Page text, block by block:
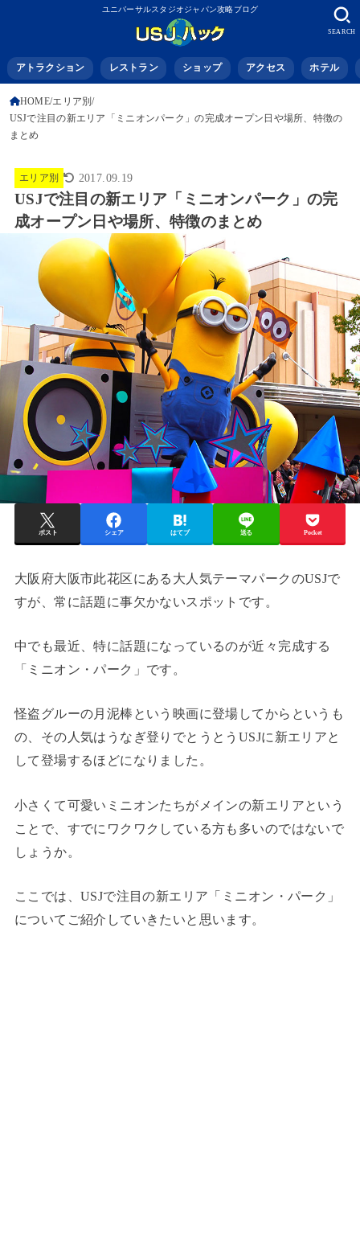
ユニバーサルスタジオジャパン攻略ブログ
アトラクション レストラン ショップ アクセス ホテル
SEARCH
HOME エリア別
USJで注目の新エリア「ミニオンパーク」の完成オープン日や場所、特徴の
まとめ
エリア別 2017.09.19
USJで注目の新エリア「ミニオンパーク」の完
成オープン日や場所、特徴のまとめ
ポスト シェア はてブ 送る Pocket
大阪府大阪市此花区にある大人気テーマパークのUSJで
すが、常に話題に事欠かないスポットです。
中でも最近、特に話題になっているのが近々完成する
「ミニオン・パーク」です。
怪盗グルーの月泥棒という映画に登場してからというも
の、その人気はうなぎ登りでとうとうUSJに新エリアと
して登場するほどになりました。
小さくて可愛いミニオンたちがメインの新エリアという
ことで、すでにワクワクしている方も多いのではないで
しょうか。
ここでは、USJで注目の新エリア「ミニオン・パーク」
についてご紹介していきたいと思います。